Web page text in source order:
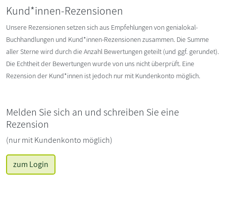
Kund*innen-Rezensionen
Unsere Rezensionen setzen sich aus Empfehlungen von genialokal-
Buchhandlungen und Kund*innen-Rezensionen zusammen. Die Summe
aller Sterne wird durch die Anzahl Bewertungen geteilt (und ggf. gerundet).
Die Echtheit der Bewertungen wurde von uns nicht überprüft. Eine
Rezension der Kund*innen ist jedoch nur mit Kundenkonto möglich.
Melden Sie sich an und schreiben Sie eine
Rezension
(nur mit Kundenkonto möglich)
zum Login